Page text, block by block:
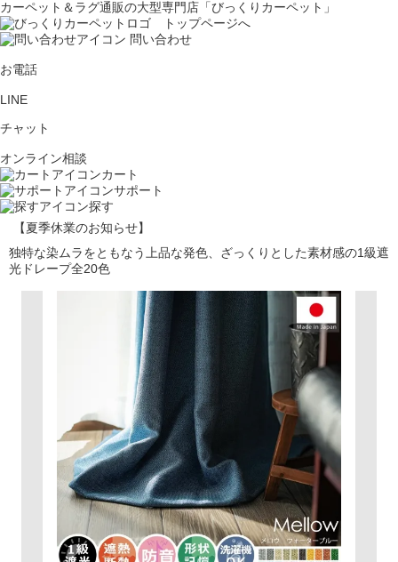
カーペット＆ラグ通販の大型専門店「びっくりカーペット」
問い合わせ
お電話
LINE
チャット
オンライン相談
カート
サポート
探す
【夏季休業のお知らせ】
独特な染ムラをともなう上品な発色、ざっくりとした素材感の1級遮
光ドレープ全20色